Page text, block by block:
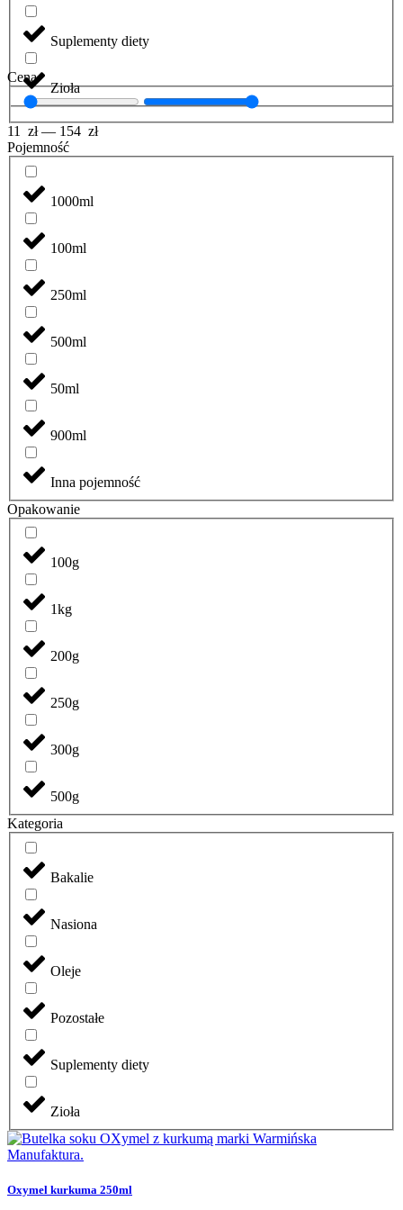
Suplementy diety
Zioła
Cena
11 zł— 154 zł
Pojemność
1000ml
100ml
250ml
500ml
50ml
900ml
Inna pojemność
Opakowanie
100g
1kg
200g
250g
300g
500g
Kategoria
Bakalie
Nasiona
Oleje
Pozostałe
Suplementy diety
Zioła
Oxymel kurkuma 250ml